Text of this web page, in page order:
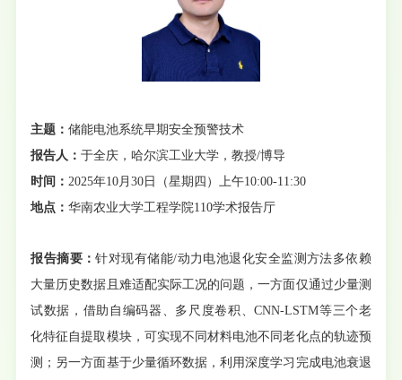
主题：储能电池系统早期安全预警技术
报告人：于全庆，哈尔滨工业大学，教授/博导
时间： 2025年10月30日（星期四）上午10:00-11:30
地点：华南农业大学工程学院110学术报告厅
报告摘要：针对现有储能/动力电池退化安全监测方法多依赖
大量历史数据且难适配实际工况的问题，一方面仅通过少量测
试数据，借助自编码器、多尺度卷积、CNN-LSTM等三个老
化特征自提取模块，可实现不同材料电池不同老化点的轨迹预
测；另一方面基于少量循环数据，利用深度学习完成电池衰退